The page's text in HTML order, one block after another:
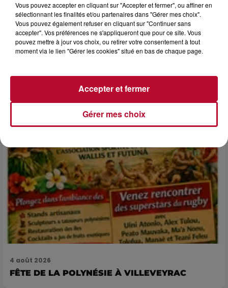
6 août 2026
NÎMES : « LE RÊVE DU GLADIATEUR » INVESTIT
Après un franc succès l'été dernier, le spectacle « Le Rêve
du gladiateur » revient illuminer l'amphithéâtre romain les 6,
7 et 8 août. Une fresque nocturne...
4 août 2026
FÊTE DE LA POLYNÉSIE À VILLEVEYRAC
Vous pouvez accepter en cliquant sur "Accepter et fermer", ou affiner en
sélectionnant les finalités et/ou partenaires dans "Gérer mes choix".
Vous pouvez également refuser en cliquant sur "Continuer sans
accepter". Vos préférences ne s'appliqueront que pour ce site. Vous
pouvez mettre à jour vos choix, ou retirer votre consentement à tout
moment via le lien "Gérer les cookies" situé en bas de chaque page.
Gérer mes choix
Accepter et fermer